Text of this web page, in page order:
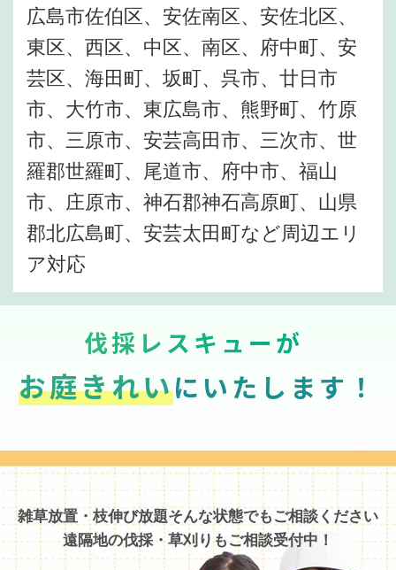
広島市佐伯区、安佐南区、安佐北区、
東区、西区、中区、南区、府中町、安
芸区、海田町、坂町、呉市、廿日市
市、大竹市、東広島市、熊野町、竹原
市、三原市、安芸高田市、三次市、世
羅郡世羅町、尾道市、府中市、福山
市、庄原市、神石郡神石高原町、山県
郡北広島町、安芸太田町など周辺エリ
ア対応
伐採レスキューが
お庭きれいにいたします！
雑草放置・枝伸び放題そんな状態でもご相談ください
遠隔地の伐採・草刈りもご相談受付中！